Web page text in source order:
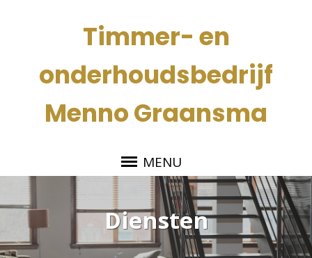
Timmer- en
onderhoudsbedrijf
Menno Graansma
MENU
Diensten